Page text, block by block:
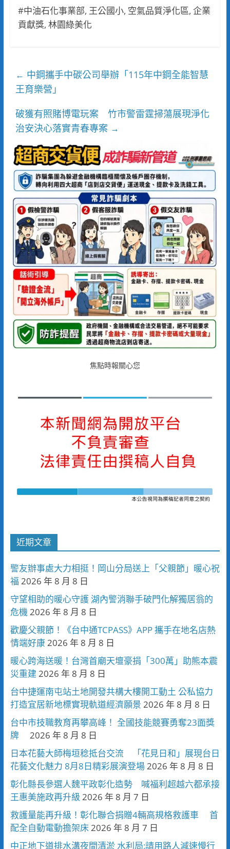
#中油石化事業部, 王公國小, 空氣品質淨化區, 企業
貢獻獎, 林園綠美化
← 中鋼攜手中碳公司舉辦「115年中鋼全能智慧
王育樂營」
破獲有照賭博電玩案 竹市警雷霆掃蕩展現淨化
治安決心落實青春專案 →
焦點時報關心您
近期文章
警友辦事處大力相挺！岡山分局送上「父親節」暖心祝
福 2026 年 8 月 8 日
守望相助的暖心守護 湖內警消聯手破門化解獨居翁的
危機2026 年 8 月 8 日
歡慶父親節！《台中通TCPASS》APP 攜手在地名店熱
情端好康2026 年 8 月 8 日
暖心跨海送暖！台灣首廟天壇豪捐「300萬」助熊本震
災重建 2026 年 8 月 8 日
台中捷運南屯站土地開發共構大樓開工動土 公私協力
打造宜居新地標實現軌道經濟願景 2026 年 8 月 8 日
台中市技職教育再攀高峰！ 全國技能競賽勇奪23面獎
牌
2026 年 8 月 8 日
日本花藝大師梅垣稔抵台交流 「花見日和」展現台日
花藝文化魅力 8月8日精彩展演登場2026 年 8 月 8 日
彰化縣長參選人魏平政彰化造勢 喊福利超越六都承接
王惠美施政再升級 2026 年 8 月 7 日
救護量能再升級！彰化聯合捐贈4輛高規格救護車 首
配全自動電動擔架床2026 年 8 月 7 日
中正地下道排水溝夜間清淤 水利局:請用路人減速慢行